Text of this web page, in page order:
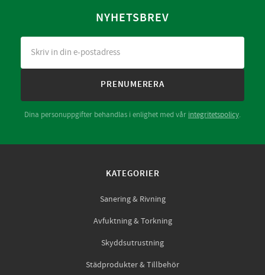
NYHETSBREV
PRENUMERERA
Dina personuppgifter behandlas i enlighet med vår integritetspolicy.
KATEGORIER
Sanering & Rivning
Avfuktning & Torkning
Skyddsutrustning
Städprodukter & Tillbehör